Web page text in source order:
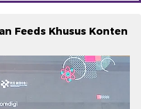
Feeds Khusus Konten